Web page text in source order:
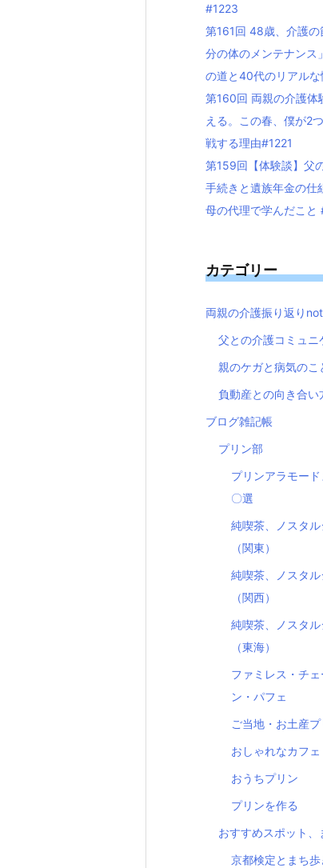
#1223
第161回 48歳、介護の
分の体のメンテナンス
の道と40代のリアル
第160回 両親の介護体
える。この春、僕が2
戦する理由#1221
第159回【体験談】父
手続きと遺族年金の仕
母の代理で学んだこと
カテゴリー
両親の介護振り返り
父との介護コミュニ
親のケガと病気のこ
負動産との向き合い
ブログ雑記帳
プリン部
プリンアラモー
〇選
純喫茶、ノスタ
（関東）
純喫茶、ノスタ
（関西）
純喫茶、ノスタ
（東海）
ファミレス・チ
ン・パフェ
ご当地・お土産プ
おしゃれなカフェ
おうちプリン
プリンを作る
おすすめスポット
京都検定とまち